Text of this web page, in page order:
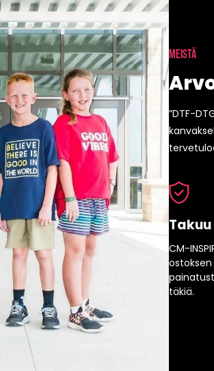
MEISTÄ
”DTF-
Takuu
CM-
täkiä.